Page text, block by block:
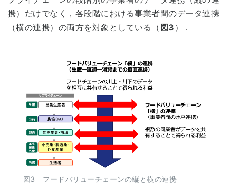
携）だけでなく，各段階における事業者間のデータ連携
（横の連携）の両方を対象としている（ 図3 ）．
図3 フードバリューチェーンの縦と横の連携